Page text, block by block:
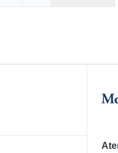
en Facebook
Compartir en X
Compartir en LinkedIn